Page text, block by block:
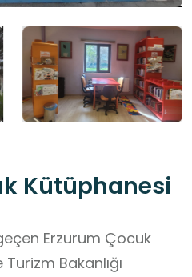
Kütüphanesi
Erzurum Çocuk
Bakanlığı